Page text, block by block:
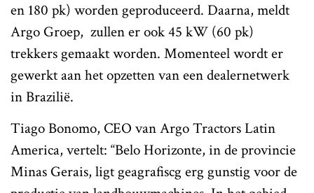
en 180 pk) worden geproduceerd. Daarna, meldt
Argo Groep, zullen er ook 45 kW (60 pk)
trekkers gemaakt worden. Momenteel wordt er
gewerkt aan het opzetten van een dealernetwerk
in Brazilië.
Tiago Bonomo, CEO van Argo Tractors Latin
America, vertelt: “Belo Horizonte, in de provincie
Minas Gerais, ligt geagrafiscg erg gunstig voor de